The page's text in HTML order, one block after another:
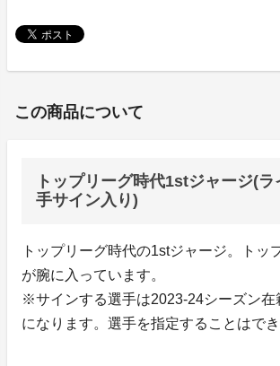
この商品について
トップリーグ時代1stジャージ(
手サイン入り)
トップリーグ時代の1stジャージ。トッ
が腕に入っています。
※サインする選手は2023-24シーズン在
になります。選手を指定することはでき